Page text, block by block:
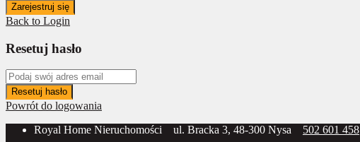
Zarejestruj się
Back to Login
Resetuj hasło
Resetuj hasło
Powrót do logowania
Royal Home Nieruchomości
ul. Bracka 3, 48-300 Nysa 502 601 458